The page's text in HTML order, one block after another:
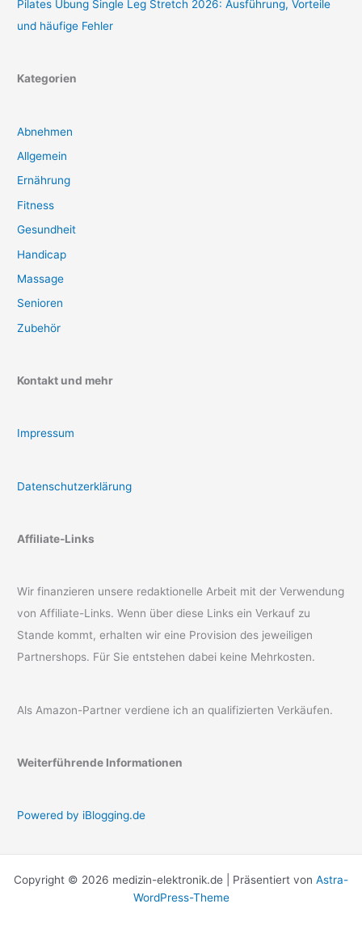
Pilates Übung Single Leg Stretch 2026: Ausführung, Vorteile
und häufige Fehler
Kategorien
Abnehmen
Allgemein
Ernährung
Fitness
Gesundheit
Handicap
Massage
Senioren
Zubehör
Kontakt und mehr
Impressum
Datenschutzerklärung
Affiliate-Links
Wir finanzieren unsere redaktionelle Arbeit mit der Verwendung
von Affiliate-Links. Wenn über diese Links ein Verkauf zu
Stande kommt, erhalten wir eine Provision des jeweiligen
Partnershops. Für Sie entstehen dabei keine Mehrkosten.
Als Amazon-Partner verdiene ich an qualifizierten Verkäufen.
Weiterführende Informationen
Powered by iBlogging.de
Copyright © 2026 medizin-elektronik.de | Präsentiert von Astra-
WordPress-Theme